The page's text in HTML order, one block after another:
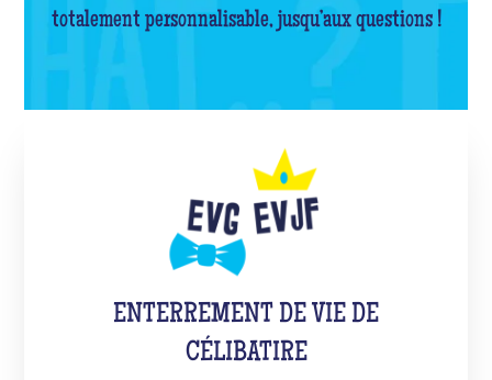
totalement personnalisable, jusqu’aux questions !
ENTERREMENT DE VIE DE
CÉLIBATIRE